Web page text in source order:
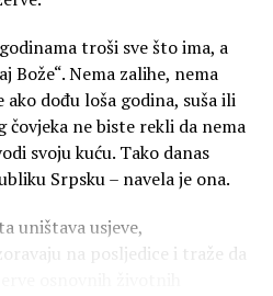
, izjavio
uručili su Driniću i poseban
Svete Petke Trnove, u
podršku i kumstvo.
dobio sam
troši sve što ima, a
Bože“. Nema zalihe, nema
dođu loša godina, suša ili
čovjeka ne biste rekli da nema
svoju kuću. Tako danas
Srpsku – navela je ona.
uništava usjeve,
na posljedice i traže da